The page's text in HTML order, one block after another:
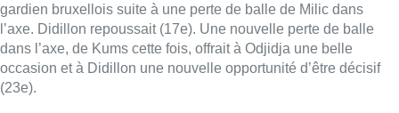
gardien bruxellois suite à une perte de balle de Milic dans
l’axe. Didillon repoussait (17e). Une nouvelle perte de balle
dans l’axe, de Kums cette fois, offrait à Odjidja une belle
occasion et à Didillon une nouvelle opportunité d’être décisif
(23e).